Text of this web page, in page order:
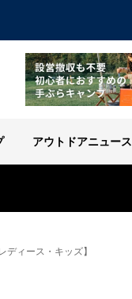
アウトドアニュース
ィース・キッズ】